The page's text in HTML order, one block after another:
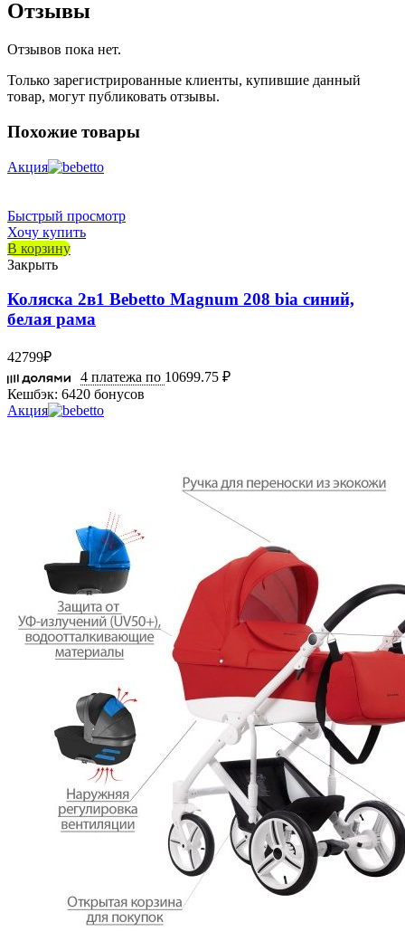
Отзывы
Отзывов пока нет.
Только зарегистрированные клиенты, купившие данный
товар, могут публиковать отзывы.
Похожие товары
Акция
Быстрый просмотр
Хочу купить
В корзину
Закрыть
Коляска 2в1 Bebetto Magnum 208 bia синий,
белая рама
42799₽
4 платежа по 10699.75 ₽
Кешбэк: 6420 бонусов
Акция